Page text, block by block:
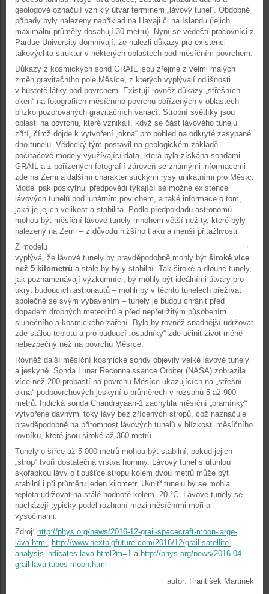
geologové označují vzniklý útvar termínem „lávový tunel“. Obdobné
případy byly nalezeny například na Havaji či na Islandu (jejich
maximální průměry dosahují 30 metrů). Nyní se vědečtí pracovníci z
Pardue University domnívají, že nalezli důkazy pro existenci
takovýchto struktur v některých oblastech pod měsíčním povrchem.
Důkazy z kosmických sond GRAIL jsou zřejmé z velmi malých
změn gravitačního pole Měsíce, z kterých vyplývají odlišnosti
v hustotě látky pod povrchem. Existují rovněž důkazy „střešních
oken“ na fotografiích měsíčního povrchu pořízených v oblastech
blízko pozorovaných gravitačních variací. Stropní světlíky jsou
oblasti na povrchu, které vznikají, když se část lávového tunelu
zřítí, čímž dojde k vytvoření „okna“ pro pohled na odkryté zasypané
dno tunelu. Vědecký tým postavil na geologickém základě
počítačové modely využívající data, která byla získána sondami
GRAIL a z pořízených fotografií zároveň se známými informacemi
zde na Zemi a dalšími charakteristickými rysy unikátními pro Měsíc.
Model pak poskytnul předpovědi týkající se možné existence
lávových tunelů pod lunárním povrchem, a také informace o tom,
jaká je jejich velikost a stabilita. Podle předpokladu astronomů
mohou být měsíční lávové tunely mnohem větší než ty, které byly
nalezeny na Zemi – z důvodu nižšího tlaku a menší přitažlivosti.
Z modelu
vyplývá, že lávové tunely by pravděpodobně mohly být široké více
než 5 kilometrů a stále by byly stabilní. Tak široké a dlouhé tunely,
jak poznamenávají výzkumníci, by mohly být ideálními útvary pro
úkryt budoucích astronautů – mohli by v těchto tunelech přežívat
společně se svým vybavením – tunely je budou chránit před
dopadem drobných meteoritů a před nepřetržitým působením
slunečního a kosmického záření. Bylo by rovněž snadnější udržovat
zde stálou teplotu a pro budoucí „osadníky“ zde učinit život méně
nebezpečný než na povrchu Měsíce.
Rovněž další měsíční kosmické sondy objevily velké lávové tunely
a jeskyně. Sonda Lunar Reconnaissance Orbiter (NASA) zobrazila
více než 200 propastí na povrchu Měsíce ukazujících na „střešní
okna“ podpovrchových jeskyní o průměrech v rozsahu 5 až 900
metrů. Indická sonda Chandrayaan-1 zachytila měsíční „pramínky“
vytvořené dávnými toky lávy bez zřícených stropů, což naznačuje
pravděpodobně na přítomnost lávových tunelů v blízkosti měsíčního
rovníku, které jsou široké až 360 metrů.
Tunely o šířce až 5 000 metrů mohou být stabilní, pokud jejich
„strop“ tvoří dostatečná vrstva horniny. Lávový tunel s utuhlou
skořápkou lávy o tloušťce stropu kolem dvou metrů může být
stabilní i při průměru jeden kilometr. Uvnitř tunelu by se mohla
teplota udržovat na stálé hodnotě kolem -20 °C. Lávové tunely se
nacházejí typicky podél rozhraní mezi měsíčními moři a
vysočinami.
Zdroj: http://phys.org/news/2016-12-grail-spacecraft-moon-large-
lava.html , http://www.nextbigfuture.com/2016/12/grail-satellite-
analysis-indicates-lava.html?m=1 a http://phys.org/news/2016-04-
grail-lava-tubes-moon.html
autor: František Martinek